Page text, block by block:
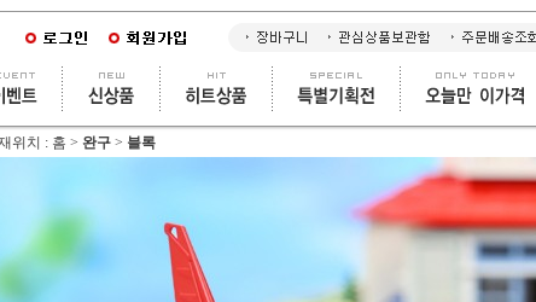
위치 : 홈 > 완구> 블록